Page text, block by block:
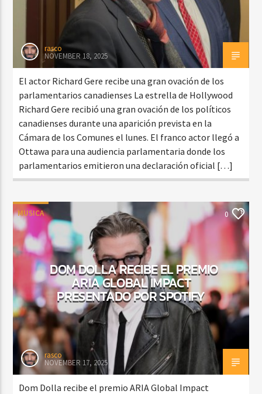
rasco
NOVEMBER 18, 2025
El actor Richard Gere recibe una gran ovación de los
parlamentarios canadienses La estrella de Hollywood
Richard Gere recibió una gran ovación de los políticos
canadienses durante una aparición prevista en la
Cámara de los Comunes el lunes. El franco actor llegó a
Ottawa para una audiencia parlamentaria donde los
parlamentarios emitieron una declaración oficial […]
MUSICA 0
DOM DOLLA RECIBE EL PREMIO
ARIA GLOBAL IMPACT
PRESENTADO POR SPOTIFY
rasco
NOVEMBER 17, 2025
Dom Dolla recibe el premio ARIA Global Impact